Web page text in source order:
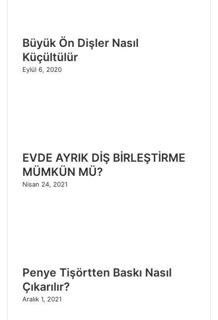
Büyük Ön Dişler Nasıl
Küçültülür
Eylül 6, 2020
EVDE AYRIK DİŞ BİRLEŞTİRME
MÜMKÜN MÜ?
Nisan 24, 2021
Penye Tişörtten Baskı Nasıl
Çıkarılır?
Aralık 1, 2021